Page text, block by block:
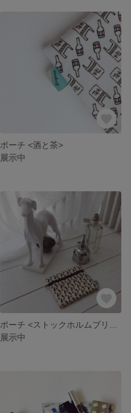
ポーチ <酒と茶>
展示中
展示中